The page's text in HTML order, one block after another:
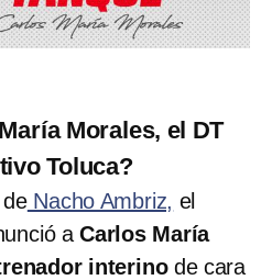
Morales, el DT
Toluca?
Nacho Ambriz, el
aCarlos María
interino de cara